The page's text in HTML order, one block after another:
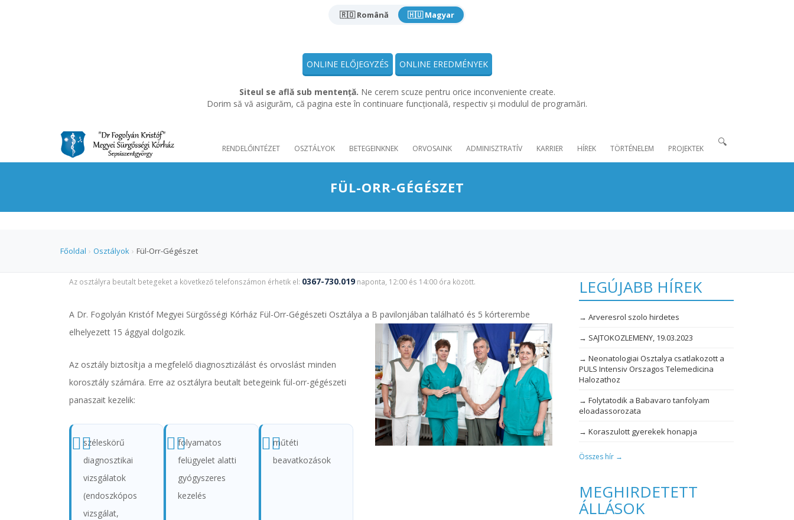
🇷🇴 Română 🇭🇺 Magyar
ONLINE ELŐJEGYZÉS ONLINE EREDMÉNYEK
Siteul se află sub mentență. Ne cerem scuze pentru orice inconveniente create.
Dorim să vă asigurăm, că pagina este în continuare funcțională, respectiv și modulul de programări.
RENDELŐINTÉZET OSZTÁLYOK BETEGEINKNEK ORVOSAINK ADMINISZTRATÍV KARRIER HÍREK TÖRTÉNELEM PROJEKTEK
🔍
FÜL-ORR-GÉGÉSZET
Főoldal › Osztályok › Fül-Orr-Gégészet
Az osztályra beutalt betegeket a következő telefonszámon érhetik el: 0367-730.019 naponta, 12:00 és 14:00 óra között.
A Dr. Fogolyán Kristóf Megyei Sürgősségi Kórház Fül-Orr-Gégészeti Osztálya a B pavilonjában található és 5 kórterembe
elhelyezett 15 ággyal dolgozik.
Az osztály biztosítja a megfelelő diagnosztizálást és orvoslást minden
korosztály számára. Erre az osztályra beutalt betegeink fül-orr-gégészeti
panaszait kezelik:
széleskörű
diagnosztikai
vizsgálatok
(endoszkópos
vizsgálat,
folyamatos
felügyelet alatti
gyógyszeres
kezelés
műtéti
beavatkozások
LEGÚJABB HÍREK
→ Arveresrol szolo hirdetes
→ SAJTOKOZLEMENY, 19.03.2023
→ Neonatologiai Osztalya csatlakozott a
PULS Intensiv Orszagos Telemedicina
Halozathoz
→ Folytatodik a Babavaro tanfolyam
eloadassorozata
→ Koraszulott gyerekek honapja
Összes hír →
MEGHIRDETETT
ÁLLÁSOK